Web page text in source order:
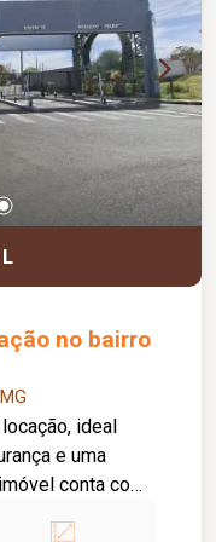
em um
localizado!
no bairro
ideal
e uma
conta com